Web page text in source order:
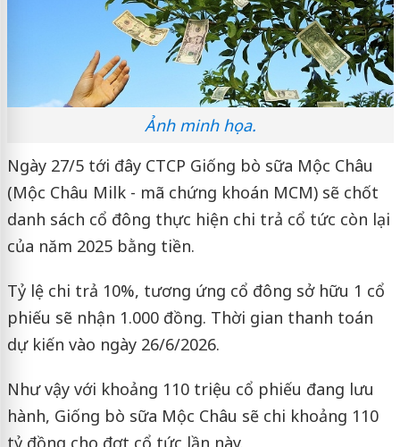
Ảnh minh họa.
Ngày 27/5 tới đây CTCP Giống bò sữa Mộc Châu
(Mộc Châu Milk - mã chứng khoán MCM) sẽ chốt
danh sách cổ đông thực hiện chi trả cổ tức còn lại
của năm 2025 bằng tiền.
Tỷ lệ chi trả 10%, tương ứng cổ đông sở hữu 1 cổ
phiếu sẽ nhận 1.000 đồng. Thời gian thanh toán
dự kiến vào ngày 26/6/2026.
Như vậy với khoảng 110 triệu cổ phiếu đang lưu
hành, Giống bò sữa Mộc Châu sẽ chi khoảng 110